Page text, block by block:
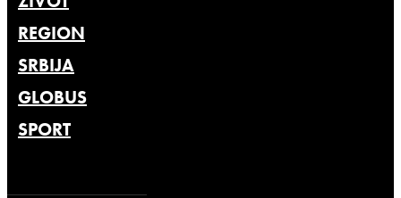
REGION
SRBIJA
GLOBUS
SPORT